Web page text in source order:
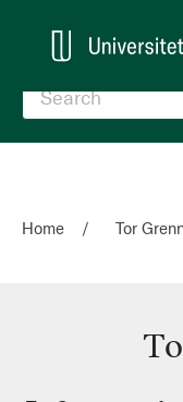
Home Tor